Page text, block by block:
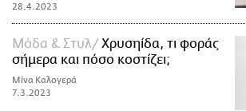
28.4.2023
Μόδα & Στυλ
Χρυσηίδα, τι φοράς
σήμερα και πόσο κοστίζει;
Μίνα Καλογερά
7.3.2023